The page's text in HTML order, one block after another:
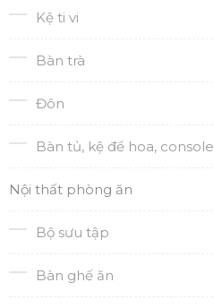
Kệ ti vi
Bàn trà
Đôn
Bàn tủ, kệ để hoa, console
Nội thất phòng ăn
Bộ sưu tập
Bàn ghế ăn